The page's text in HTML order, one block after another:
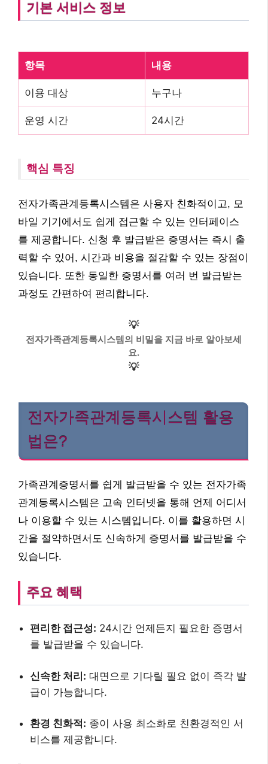
기본 서비스 정보
항목 내용
이용 대상 누구나
운영 시간 24시간
핵심 특징
전자가족관계등록시스템은 사용자 친화적이고, 모
바일 기기에서도 쉽게 접근할 수 있는 인터페이스
를 제공합니다. 신청 후 발급받은 증명서는 즉시 출
력할 수 있어, 시간과 비용을 절감할 수 있는 장점이
있습니다. 또한 동일한 증명서를 여러 번 발급받는
과정도 간편하여 편리합니다.
💡
전자가족관계등록시스템의 비밀을 지금 바로 알아보세
요.
💡
전자가족관계등록시스템 활용
법은?
가족관계증명서를 쉽게 발급받을 수 있는 전자가족
관계등록시스템은 고속 인터넷을 통해 언제 어디서
나 이용할 수 있는 시스템입니다. 이를 활용하면 시
간을 절약하면서도 신속하게 증명서를 발급받을 수
있습니다.
주요 혜택
편리한 접근성: 24시간 언제든지 필요한 증명서
를 발급받을 수 있습니다.
신속한 처리: 대면으로 기다릴 필요 없이 즉각 발
급이 가능합니다.
환경 친화적: 종이 사용 최소화로 친환경적인 서
비스를 제공합니다.